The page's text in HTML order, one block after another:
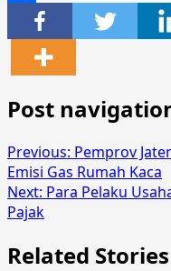
Share
Post
Previous: Pemprov
Emisi Gas Rumah Kaca
Next: Para Pelaku
Pajak
Related Stories